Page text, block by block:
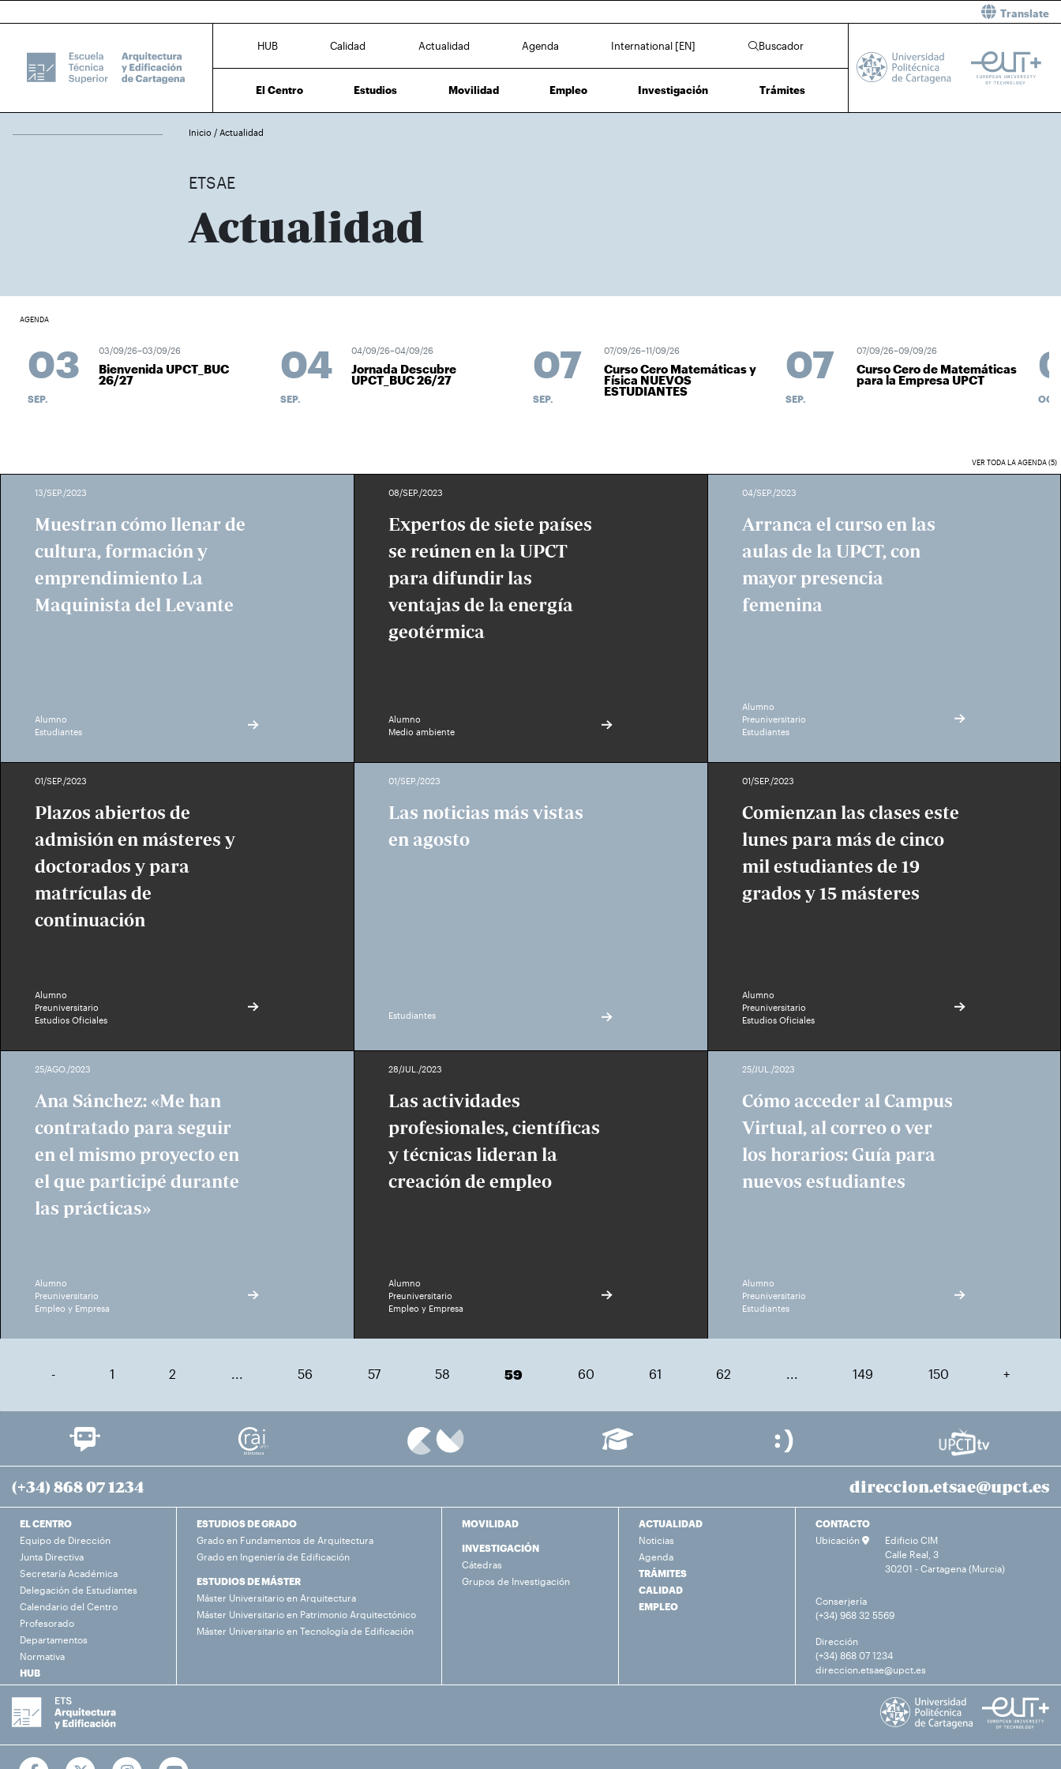
Translate
HUB Calidad Actualidad Agenda International [EN] Buscador
El Centro Estudios Movilidad Empleo Investigación Trámites
Inicio / Actualidad
ETSAE
Actualidad
AGENDA
03
SEP.
03/09/26–03/09/26
Bienvenida UPCT_BUC
26/27 04
SEP.
04/09/26–04/09/26
Jornada Descubre
UPCT_BUC 26/27 07
SEP.
07/09/26–11/09/26
Curso Cero Matemáticas y
Física NUEVOS
ESTUDIANTES
07
SEP.
07/09/26–09/09/26
Curso Cero de Matemáticas
para la Empresa UPCT
OCT.
VER TODA LA AGENDA (5)
13/SEP./2023
Muestran cómo llenar de
cultura, formación y
emprendimiento La
Maquinista del Levante
Alumno
Estudiantes
08/SEP./2023
Expertos de siete países
se reúnen en la UPCT
para difundir las
ventajas de la energía
geotérmica
Alumno
Medio ambiente
04/SEP./2023
Arranca el curso en las
aulas de la UPCT, con
mayor presencia
femenina
Alumno
Preuniversitario
Estudiantes
01/SEP./2023
Plazos abiertos de
admisión en másteres y
doctorados y para
matrículas de
continuación
Alumno
Preuniversitario
Estudios Oficiales
01/SEP./2023
Las noticias más vistas
en agosto
Estudiantes
01/SEP./2023
Comienzan las clases este
lunes para más de cinco
mil estudiantes de 19
grados y 15 másteres
Alumno
Preuniversitario
Estudios Oficiales
25/AGO./2023
Ana Sánchez: «Me han
contratado para seguir
en el mismo proyecto en
el que participé durante
las prácticas»
Alumno
Preuniversitario
Empleo y Empresa
28/JUL./2023
Las actividades
profesionales, científicas
y técnicas lideran la
creación de empleo
Alumno
Preuniversitario
Empleo y Empresa
25/JUL./2023
Cómo acceder al Campus
Virtual, al correo o ver
los horarios: Guía para
nuevos estudiantes
Alumno
Preuniversitario
Estudiantes
- 1 2 ... 56 57 58 59 60 61 62 ... 149 150 +
(+34) 868 07 1234 direccion.etsae@upct.es
EL CENTRO
Equipo de Dirección
Junta Directiva
Secretaría Académica
Delegación de Estudiantes
Calendario del Centro
Profesorado
Departamentos
Normativa
HUB
ESTUDIOS DE GRADO
Grado en Fundamentos de Arquitectura
Grado en Ingeniería de Edificación
ESTUDIOS DE MÁSTER
Máster Universitario en Arquitectura
Máster Universitario en Patrimonio Arquitectónico
Máster Universitario en Tecnología de Edificación
MOVILIDAD
INVESTIGACIÓN
Cátedras
Grupos de Investigación
ACTUALIDAD
Noticias
Agenda
TRÁMITES
CALIDAD
EMPLEO
CONTACTO
Ubicación
Edificio CIM
Calle Real, 3
30201 - Cartagena (Murcia)
Conserjería
(+34) 968 32 5569
Dirección
(+34) 868 07 1234
direccion.etsae@upct.es